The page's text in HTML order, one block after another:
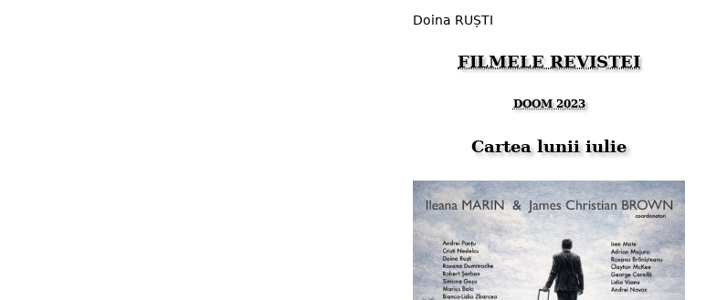
Doina RUȘTI
FILMELE REVISTEI
DOOM 2023
Cartea lunii iulie